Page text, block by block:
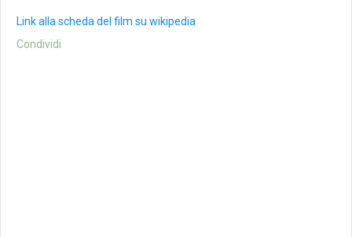
Link alla scheda del film su wikipedia
Condividi